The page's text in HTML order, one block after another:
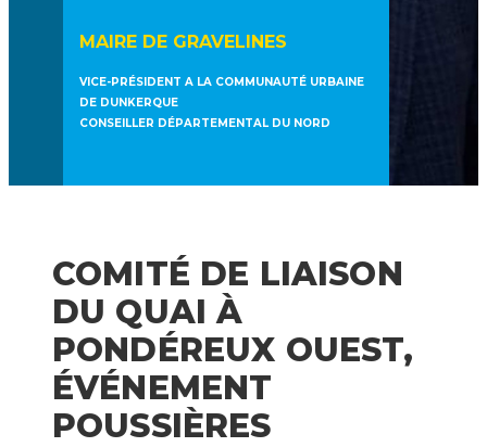
MAIRE DE GRAVELINES
VICE-PRÉSIDENT A LA COMMUNAUTÉ URBAINE
DE DUNKERQUE
CONSEILLER DÉPARTEMENTAL DU NORD
COMITÉ DE LIAISON
DU QUAI À
PONDÉREUX OUEST,
ÉVÉNEMENT
POUSSIÈRES